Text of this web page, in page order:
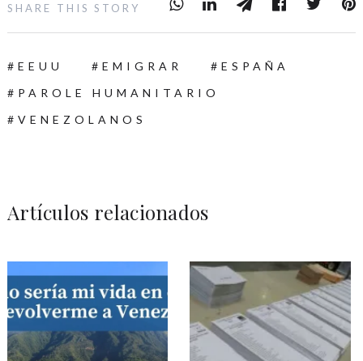
SHARE THIS STORY
EEUU EMIGRAR
ESPAÑA
PAROLE HUMANITARIO
VENEZOLANOS
Artículos relacionados